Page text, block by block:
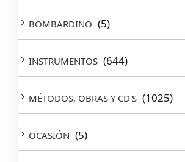
BOMBARDINO (5)
INSTRUMENTOS (644)
MÉTODOS, OBRAS Y CD'S (1025)
OCASIÓN (5)